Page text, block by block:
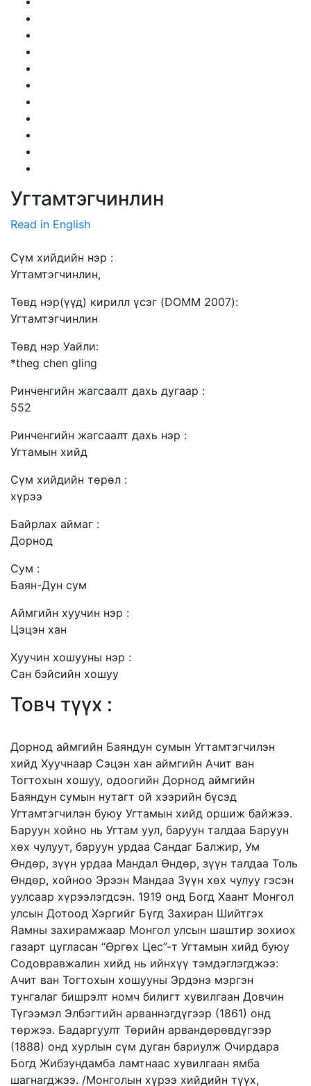
Угтамтэгчинлин
Read in English
Сүм хийдийн нэр :
Угтамтэгчинлин,
Төвд нэр(үүд) кирилл үсэг (DOMM 2007):
Угтамтэгчинлин
Төвд нэр Уайли:
*theg chen gling
Ринченгийн жагсаалт дахь дугаар :
552
Ринченгийн жагсаалт дахь нэр :
Угтамын хийд
Сүм хийдийн төрөл :
хүрээ
Байрлах аймаг :
Дорнод
Сум :
Баян-Дун сум
Аймгийн хуучин нэр :
Цэцэн хан
Хуучин хошууны нэр :
Сан бэйсийн хошуу
Товч түүх :
Дорнод аймгийн Баяндун сумын Угтамтэгчилэн
хийд Хуучнаар Сэцэн хан аймгийн Ачит ван
Тогтохын хошуу, одоогийн Дорнод аймгийн
Баяндун сумын нутагт ой хээрийн бүсэд
Угтамтэгчилэн буюу Угтамын хийд оршиж байжээ.
Баруун хойно нь Угтам уул, баруун талдаа Баруун
хөх чулуут, баруун урдаа Сандаг Балжир, Ум
Өндөр, зүүн урдаа Мандал Өндөр, зүүн талдаа Толь
Өндөр, хойноо Эрээн Мандаа Зүүн хөх чулуу гэсэн
уулсаар хүрээлэгдсэн. 1919 онд Богд Хаант Монгол
улсын Дотоод Хэргийг Бүгд Захиран Шийтгэх
Яамны захирамжаар Монгол улсын шаштир зохиох
газарт цугласан “Өргөх Цес”-т Угтамын хийд буюу
Содовравжалин хийд нь ийнхүү тэмдэглэгджээ:
Ачит ван Тогтохын хошууны Эрдэнэ мэргэн
тунгалаг бишрэлт номч билигт хувилгаан Довчин
Түгээмэл Элбэгтийн арваннэгдүгээр (1861) онд
төржээ. Бадаргуулт Төрийн арвандөрөвдүгээр
(1888) онд хурлын сүм дуган бариулж Очирдара
Богд Жибзундамба ламтнаас хувилгаан ямба
шагнагджээ. /Монголын хүрээ хийдийн түүх,